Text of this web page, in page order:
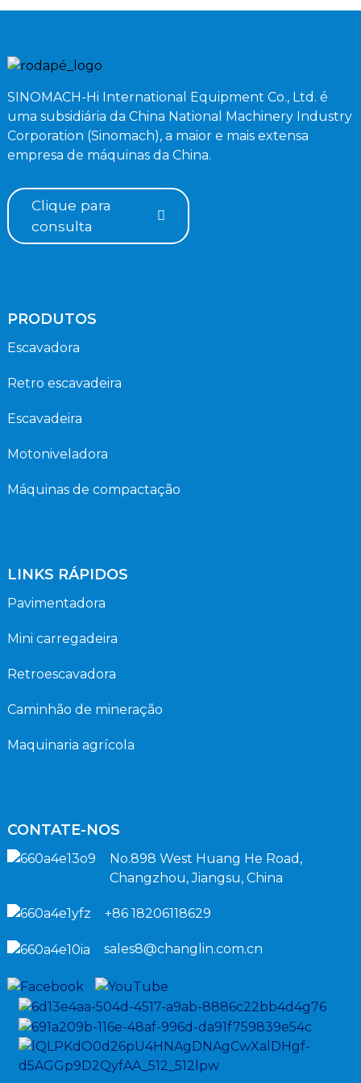
SINOMACH-Hi International Equipment Co., Ltd. é
uma subsidiária da China National Machinery Industry
Corporation (Sinomach), a maior e mais extensa
empresa de máquinas da China.
Clique para
consulta
PRODUTOS
Escavadora
Retro escavadeira
Escavadeira
Motoniveladora
Máquinas de compactação
LINKS RÁPIDOS
Pavimentadora
Mini carregadeira
Retroescavadora
Caminhão de mineração
Maquinaria agrícola
CONTATE-NOS
No.898 West Huang He Road,
Changzhou, Jiangsu, China
+86 18206118629
sales8@changlin.com.cn